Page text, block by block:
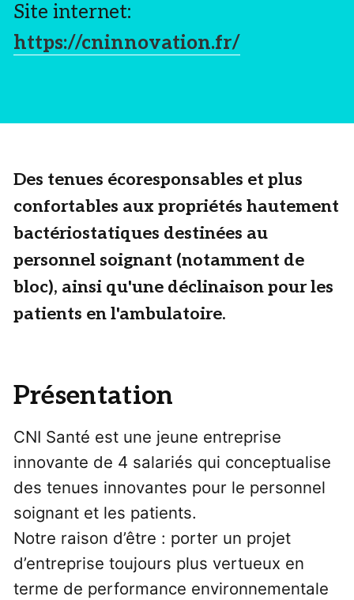
Site internet:
https://cninnovation.fr/
Des tenues écoresponsables et plus
confortables aux propriétés hautement
bactériostatiques destinées au
personnel soignant (notamment de
bloc), ainsi qu'une déclinaison pour les
patients en l'ambulatoire.
Présentation
CNI Santé est une jeune entreprise
innovante de 4 salariés qui conceptualise
des tenues innovantes pour le personnel
soignant et les patients.
Notre raison d’être : porter un projet
d’entreprise toujours plus vertueux en
terme de performance environnementale